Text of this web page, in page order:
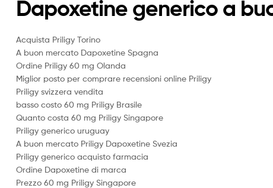
vayas
donde
vistete
con
yaya's
Dapoxetine generico a
Acquista Priligy Torino
A buon mercato Dapoxetine Spagna
Ordine Priligy 60 mg Olanda
Miglior posto per comprare recensioni online Priligy
Priligy svizzera vendita
basso costo 60 mg Priligy Brasile
Quanto costa 60 mg Priligy Singapore
Priligy generico uruguay
A buon mercato Priligy Dapoxetine Svezia
Priligy generico acquisto farmacia
Ordine Dapoxetine di marca
Prezzo 60 mg Priligy Singapore